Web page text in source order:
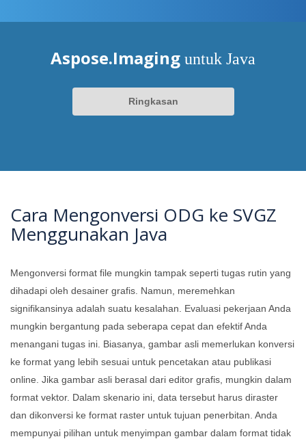
Aspose.Imaging untuk Java
Ringkasan
Cara Mengonversi ODG ke SVGZ
Menggunakan Java
Mengonversi format file mungkin tampak seperti tugas rutin yang
dihadapi oleh desainer grafis. Namun, meremehkan
signifikansinya adalah suatu kesalahan. Evaluasi pekerjaan Anda
mungkin bergantung pada seberapa cepat dan efektif Anda
menangani tugas ini. Biasanya, gambar asli memerlukan konversi
ke format yang lebih sesuai untuk pencetakan atau publikasi
online. Jika gambar asli berasal dari editor grafis, mungkin dalam
format vektor. Dalam skenario ini, data tersebut harus diraster
dan dikonversi ke format raster untuk tujuan penerbitan. Anda
mempunyai pilihan untuk menyimpan gambar dalam format tidak